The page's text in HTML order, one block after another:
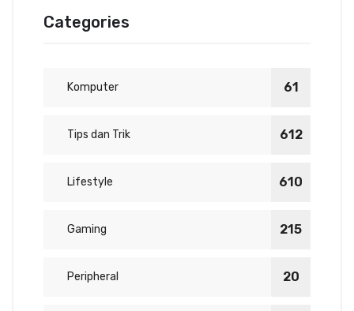
Categories
Komputer 61
Tips dan Trik 612
Lifestyle 610
Gaming 215
Peripheral 20